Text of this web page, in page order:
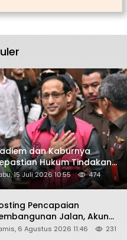
dan Kaburnya
Hukum Tindakan
Publik
15 Juli 2026 10:55 474
Pencapaian
Jalan, Akun
Pemerintah
6 Agustus 2026 11:46 231